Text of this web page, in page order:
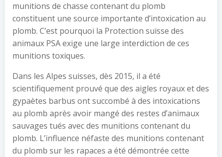
munitions de chasse contenant du plomb
constituent une source importante d’intoxication au
plomb. C’est pourquoi la Protection suisse des
animaux PSA exige une large interdiction de ces
munitions toxiques.
Dans les Alpes suisses, dès 2015, il a été
scientifiquement prouvé que des aigles royaux et des
gypaètes barbus ont succombé à des intoxications
au plomb après avoir mangé des restes d’animaux
sauvages tués avec des munitions contenant du
plomb. L’influence néfaste des munitions contenant
du plomb sur les rapaces a été démontrée cette